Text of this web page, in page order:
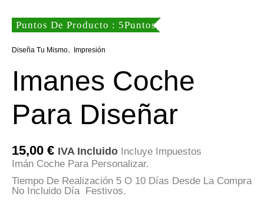
Puntos De Producto : 5Puntos
Diseña Tu Mismo, Impresión
Imanes Coche
Para Diseñar
15,00 € IVA Incluido Incluye Impuestos
Imán Coche Para Personalizar.
Tiempo De Realización 5 O 10 Días Desde La Compra
No Incluido Día Festivos.